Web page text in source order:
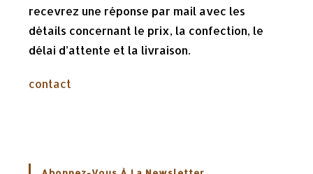
recevrez une réponse par mail avec les
détails concernant le prix, la confection, le
délai d’attente et la livraison.
contact